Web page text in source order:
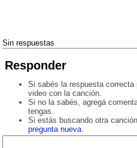
Sin respuestas
Responder
Si sabés la respuesta
video con la canción.
Si no la sabés, agregá
tengas.
Si estás buscando otra
pregunta nueva.